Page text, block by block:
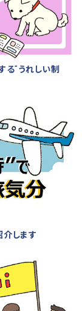
る“うれしい制
介します